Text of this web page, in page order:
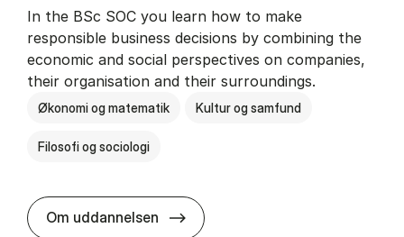
In the BSc SOC you learn how to make
responsible business decisions by combining the
economic and social perspectives on companies,
their organisation and their surroundings.
Økonomi og matematik Kultur og samfund
Filosofi og sociologi
Om uddannelsen BSc in Busi­ness Ad­min­is­tra­tion